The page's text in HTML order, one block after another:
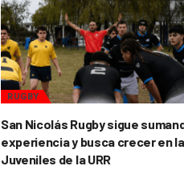
RUGBY
San Nicolás Rugby sigue
experiencia y busca crecer en
Juveniles de la URR